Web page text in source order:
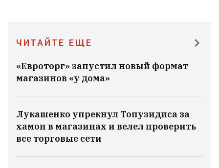
ЧИТАЙТЕ ЕЩЕ
«Евроторг» запустил новый формат
магазинов «у дома»
Лукашенко упрекнул Топузидиса за
хамон в магазинах и велел проверить
все торговые сети
Лукашенко заявил, что Беларуси
не хватает системы управления
советских времен